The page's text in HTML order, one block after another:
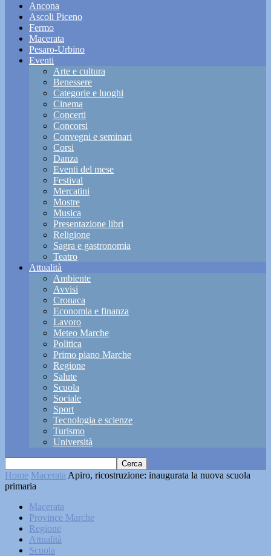
Ancona
Ascoli Piceno
Fermo
Macerata
Pesaro-Urbino
Eventi
Arte e cultura
Benessere
Categorie e luoghi
Cinema
Concerti
Concorsi
Convegni e seminari
Corsi
Danza
Eventi del mese
Festival
Mercatini
Mostre
Musica
Presentazione libri
Religione
Sagra e gastronomia
Teatro
Attualità
Ambiente
Avvisi
Cronaca
Economia e finanza
Lavoro
Meteo Marche
Politica
Primo piano Marche
Regione
Salute
Scuola
Sociale
Sport
Tecnologia e scienze
Turismo
Università
Home Macerata Apiro, ricostruzione: inaugurata la nuova scuola
primaria
Macerata
Province Marche
Regione
Attualità
Scuola